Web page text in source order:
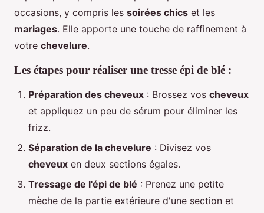
occasions, y compris les soirées chics et les
mariages. Elle apporte une touche de raffinement à
votre chevelure.
Les étapes pour réaliser une tresse épi de blé :
Préparation des cheveux : Brossez vos cheveux
et appliquez un peu de sérum pour éliminer les
frizz.
Séparation de la chevelure : Divisez vos
cheveux en deux sections égales.
Tressage de l'épi de blé : Prenez une petite
mèche de la partie extérieure d'une section et